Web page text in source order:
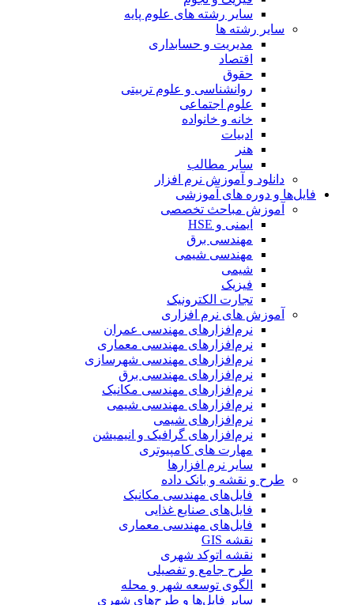
سایر رشته های علوم پایه
سایر رشته ها
مدیریت و حسابداری
اقتصاد
حقوق
روانشناسی و علوم تربیتی
علوم اجتماعی
خانه و خانواده
ادبیات
هنر
سایر مطالب
دانلود و آموزش نرم افزار
فایل‌ها و دوره های آموزشی
آموزش مباحث تخصصی
ایمنی و HSE
مهندسی برق
مهندسی شیمی
شیمی
فیزیک
تجارت الکترونیک
آموزش های نرم افزاری
نرم‌افزارهای مهندسی عمران
نرم‌افزارهای مهندسی معماری
نرم‌افزارهای مهندسی شهرسازی
نرم‌افزارهای مهندسی برق
نرم‌افزارهای مهندسی مکانیک
نرم‌افزارهای مهندسی شیمی
نرم‌افزارهای شیمی
نرم‌افزارهای گرافیک و انیمیشن
مهارت های کامپیوتری
سایر نرم افزارها
طرح و نقشه و بانک داده
فایل‌های مهندسی مکانیک
فایل‌های صنایع غذایی
فایل‌های مهندسی معماری
نقشه GIS
نقشه اتوکد شهری
طرح جامع و تفصیلی
الگوی توسعه شهر و محله
سایر فایل‌ها و طرح‌های شهری